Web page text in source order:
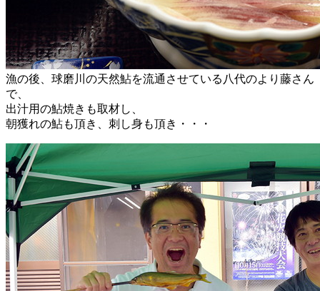
漁の後、球磨川の天然鮎を流通させている八代のより藤さん
で、
出汁用の鮎焼きも取材し、
朝獲れの鮎も頂き、刺し身も頂き・・・